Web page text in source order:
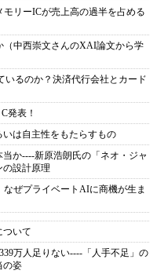
リーICが売上高の過半を占める
中西崇文さんのXAI論文から学
いるのか？決済代行会社とカード
発表！
は自主性をもたらすもの
か----新原浩朗氏の「ネオ・ジャ
設計原理
ぜプライベートAIに商機が生ま
ついて
万人足りない----「人手不足」の
の姿